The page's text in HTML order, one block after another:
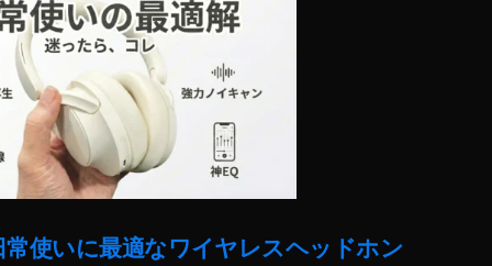
常使いに最適なワイヤレスヘッドホン